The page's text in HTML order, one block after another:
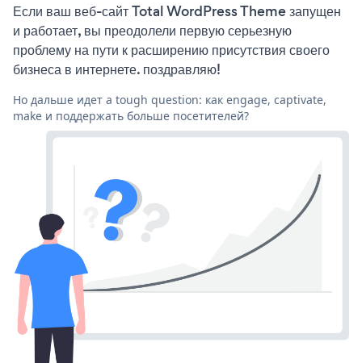
Если ваш веб-сайт Total WordPress Theme запущен
и работает, вы преодолели первую серьезную
проблему на пути к расширению присутствия своего
бизнеса в интернете. поздравляю!
Но дальше идет a tough question: как engage, captivate,
make и поддержать больше посетителей?